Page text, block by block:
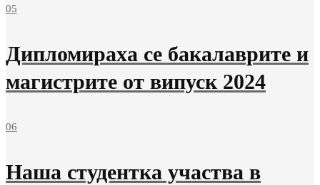
05
Дипломираха се бакалаврите и
магистрите от випуск 2024
06
Наша студентка участва в